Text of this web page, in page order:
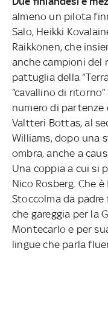
almeno un pilota
Salo, Heikki
Räikkönen, che
anche campioni del
pattuglia della
“cavallino di
numero di
Valtteri Bottas, al
Williams, dopo una
ombra, anche a
Una coppia a cui si
Nico Rosberg. Che
Stoccolma da padre
che gareggia per la
Montecarlo e per
lingue che parla